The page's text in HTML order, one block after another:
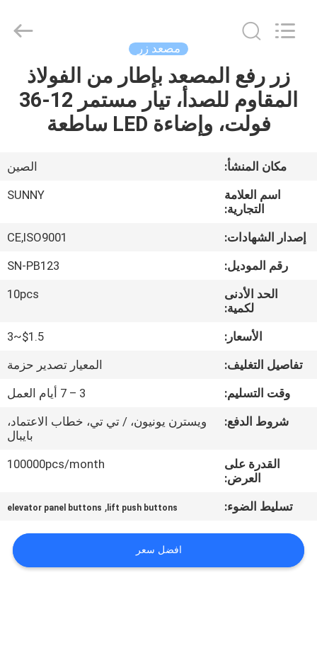
بيت
منتجات
أشرطة
فيديو
معلومات
جولة
المعمل
مراقبة
الجودة
اتصل
أخبار
ELEVATOR
CO.,LTD.
مصعد زر
زر رفع المصعد بإطار من الفولاذ
المقاوم للصدأ، تيار مستمر 12-36
فولت، وإضاءة LED ساطعة
مكان المنشأ:
الصين
اسم العلامة
التجارية:
SUNNY
إصدار الشهادات:
CE,ISO9001
رقم الموديل:
SN-PB123
الحد الأدنى
لكمية:
10pcs
الأسعار:
$1.5~3
تفاصيل التغليف:
المعيار تصدير حزمة
وقت التسليم:
3 – 7 أيام العمل
شروط الدفع:
ويسترن يونيون، / تي تي، خطاب الاعتماد،
بايبال
القدرة على
العرض:
100000pcs/month
تسليط الضوء: lift push buttons
,
elevator panel buttons
افضل سعر